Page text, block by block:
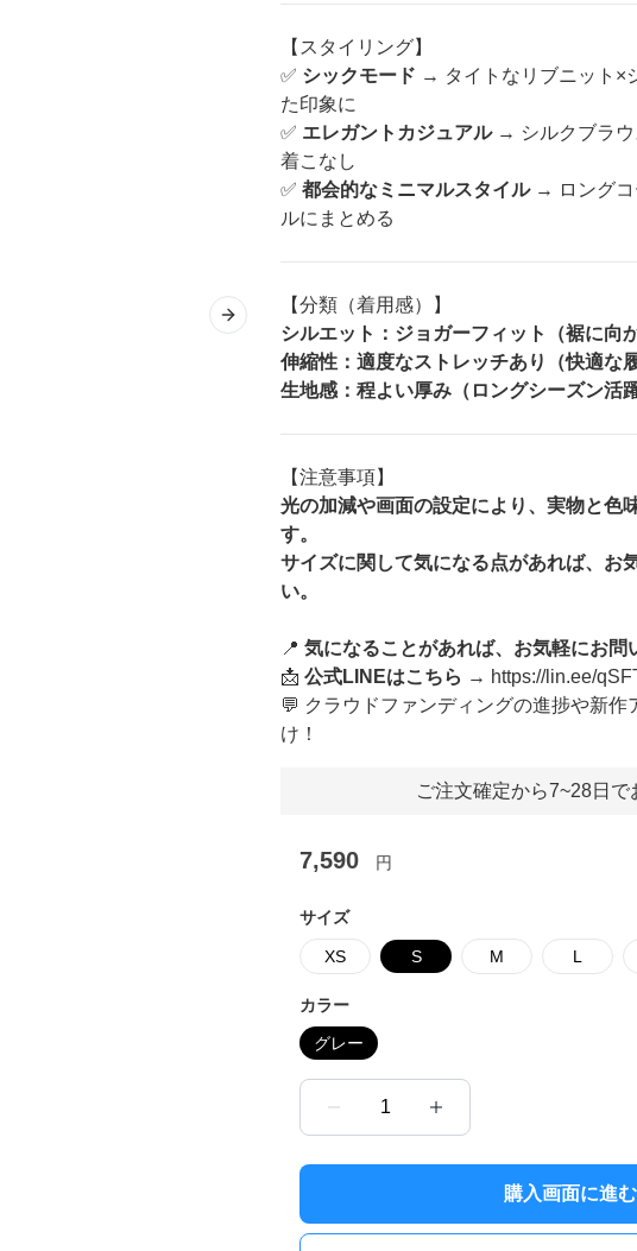
Next slide
【スタイリング】
✅ シックモード → タイトなリブニット×
た印象に
✅ エレガントカジュアル→ シルクブラウ
着こなし
✅ 都会的なミニマルスタイル→ ロングコ
ルにまとめる
【分類（着用感）】
シルエット：ジョガーフィット（裾に向
伸縮性：適度なストレッチあり（快適な
生地感：程よい厚み（ロングシーズン活躍
【注意事項】
光の加減や画面の設定により、実物と色
す。
サイズに関して気になる点があれば、お
い。
📍 気になることがあれば、お気軽にお問
📩 公式LINEはこちら → https://lin.ee/
💬 クラウドファンディングの進捗や新作
け！
ご注文確定から7~28日で
7,590 円
サイズ
XS S M L
カラー
グレー
1
購入画面に進む